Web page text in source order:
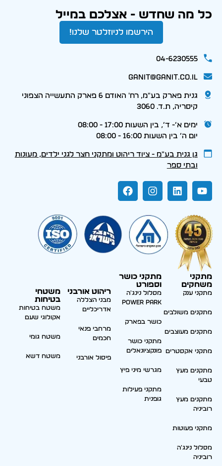
כל מה שחדש - אצלכם במייל
הירשמו לניוזלטר שלנו!
04-6230555
ganit@ganit.co.il
גנית פארק בע"מ, רח' האודם 6 פארק התעשייה הצפוני
קיסריה, ת.ד. 3060
ימים א׳- ד׳, בין השעות 17:00 - 08:00
יום ה׳ בין השעות 16:00 - 08:00
גן גנית בע״מ - ציוד ריהוט ומתקני חצר לגני ילדים, מעונות
ובתי ספר
מתקני
משחקים
מתקני ענק
מתקנים משולבים
מתקנים מעוצבים
מתקני אקסטרים
מתקנים מעץ
טבעי
מתקנים מעץ
רוביניה
מתקני פעוטות
מסלול נינג'ה
רוביניה
מתקני כושר
וספורט
מסלול נינג'ה
Power park
כושר בפארק
מתקני כושר
פונקציונאלים
מגרשי מיני פיץ
מתקני פעילות
גופנית
ריהוט אורבני
מבני הצללה
אדריכליים
מרחבי פנאי
חכמים
פיסול אורבני
משטחי
בטיחות
משטח בטיחות
אקולוגי שעם
משטח גומי
משטח דשא